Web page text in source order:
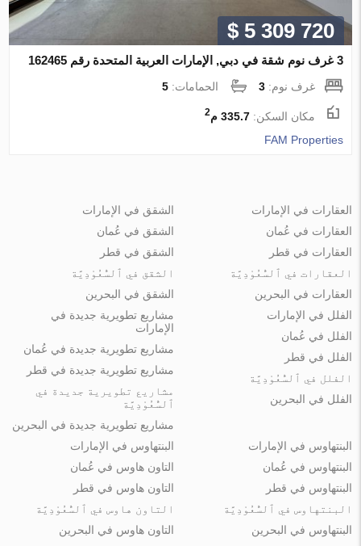
$ 5 309 720
3 غرف نوم شقة في دبي, الإمارات العربية المتحدة رقم 162465
غرف نوم:3 الحمامات:5
مكان السكن:335.7 م 2
FAM Properties
العقارات في الإمارات
العقارات في عُمان
العقارات في قطر
العقارات في ٱلسُّعُوْدِيَّة
العقارات في البحرين
الشقق في الإمارات
الشقق في عُمان
الشقق في قطر
الشقق في ٱلسُّعُوْدِيَّة
الشقق في البحرين
الفلل في الإمارات
الفلل في عُمان
الفلل في قطر
الفلل في ٱلسُّعُوْدِيَّة
الفلل في البحرين
مشاريع تطويرية جديدة في
الإمارات
مشاريع تطويرية جديدة في عُمان
مشاريع تطويرية جديدة في قطر
مشاريع تطويرية جديدة في
ٱلسُّعُوْدِيَّة
مشاريع تطويرية جديدة في البحرين
البنتهاوس في الإمارات
البنتهاوس في عُمان
البنتهاوس في قطر
البنتهاوس في ٱلسُّعُوْدِيَّة
البنتهاوس في البحرين
البنتهاوس في الإمارات
التاون هاوس في عُمان
التاون هاوس في قطر
التاون هاوس في ٱلسُّعُوْدِيَّة
التاون هاوس في البحرين